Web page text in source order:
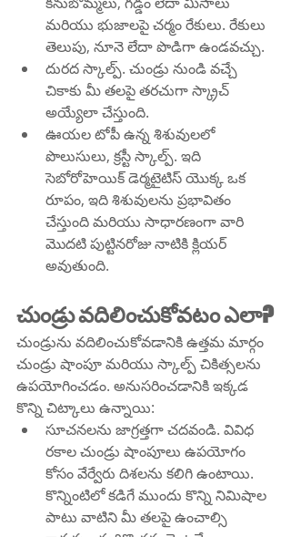
మరియు భుజాలపై చర్మం రేకులు. రేకులు
తెలుపు, నూనె లేదా పొడిగా ఉండవచ్చు.
దురద స్కాల్ప్. చుండ్రు నుండి వచ్చే
చికాకు మీ తలపై తరచుగా స్క్రాచ్
అయ్యేలా చేస్తుంది.
ఊయల టోపీ ఉన్న శిశువులలో
పొలుసులు, క్రస్టీ స్కాల్ప్. ఇది
సెబోరోహెయిక్ డెర్మటైటిస్ యొక్క ఒక
రూపం, ఇది శిశువులను ప్రభావితం
చేస్తుంది మరియు సాధారణంగా వారి
మొదటి పుట్టినరోజు నాటికి క్లియర్
అవుతుంది.
చుండ్రు వదిలించుకోవటం ఎలా?
చుండ్రును వదిలించుకోవడానికి ఉత్తమ మార్గం
చుండ్రు షాంపూ మరియు స్కాల్ప్ చికిత్సలను
ఉపయోగించడం. అనుసరించడానికి ఇక్కడ
కొన్ని చిట్కాలు ఉన్నాయి:
సూచనలను జాగ్రత్తగా చదవండి. వివిధ
రకాల చుండ్రు షాంపూలు ఉపయోగం
కోసం వేర్వేరు దిశలను కలిగి ఉంటాయి.
కొన్నింటిలో కడిగే ముందు కొన్ని నిమిషాల
పాటు వాటిని మీ తలపై ఉంచాల్సి